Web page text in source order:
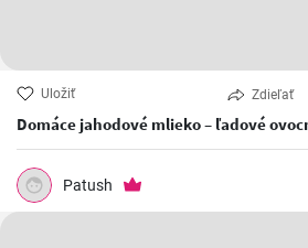
Uložiť Zdieľať
Domáce jahodové mlieko – ľadové
Patush